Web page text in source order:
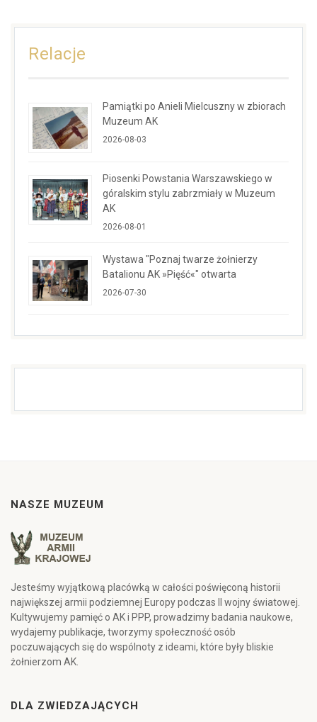
Relacje
Pamiątki po Anieli Mielcuszny w zbiorach
Muzeum AK
2026-08-03
Piosenki Powstania Warszawskiego w
góralskim stylu zabrzmiały w Muzeum
AK
2026-08-01
Wystawa "Poznaj twarze żołnierzy
Batalionu AK »Pięść«" otwarta
2026-07-30
NASZE MUZEUM
Jesteśmy wyjątkową placówką w całości poświęconą historii
największej armii podziemnej Europy podczas II wojny światowej.
Kultywujemy pamięć o AK i PPP, prowadzimy badania naukowe,
wydajemy publikacje, tworzymy społeczność osób
poczuwających się do wspólnoty z ideami, które były bliskie
żołnierzom AK.
DLA ZWIEDZAJĄCYCH